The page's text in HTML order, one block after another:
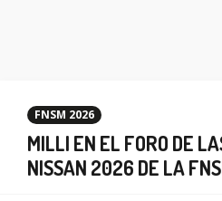
FNSM 2026
MILLI EN EL FORO DE
NISSAN 2026 DE LA